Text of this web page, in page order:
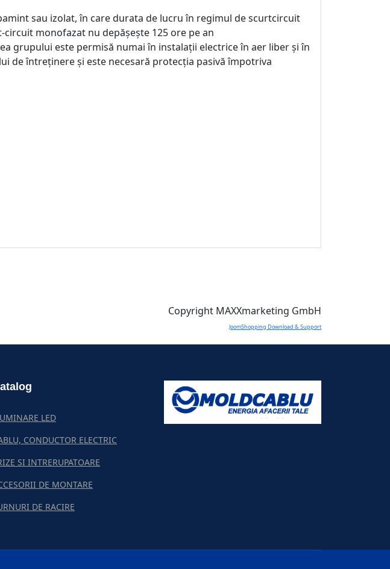
sau izolat, în care durata de lucru în regimul de scurtcircuit
monofazat nu depășește 125 ore pe an
grupului este permisă numai în instalații electrice în aer liber și în
de întreținere și este necesară protecția pasivă împotriva
Copyright MAXXmarketing GmbH
JoomShopping Download & Support
LED
CONDUCTOR ELECTRIC
SI INTRERUPATOARE
DE MONTARE
DE RACIRE